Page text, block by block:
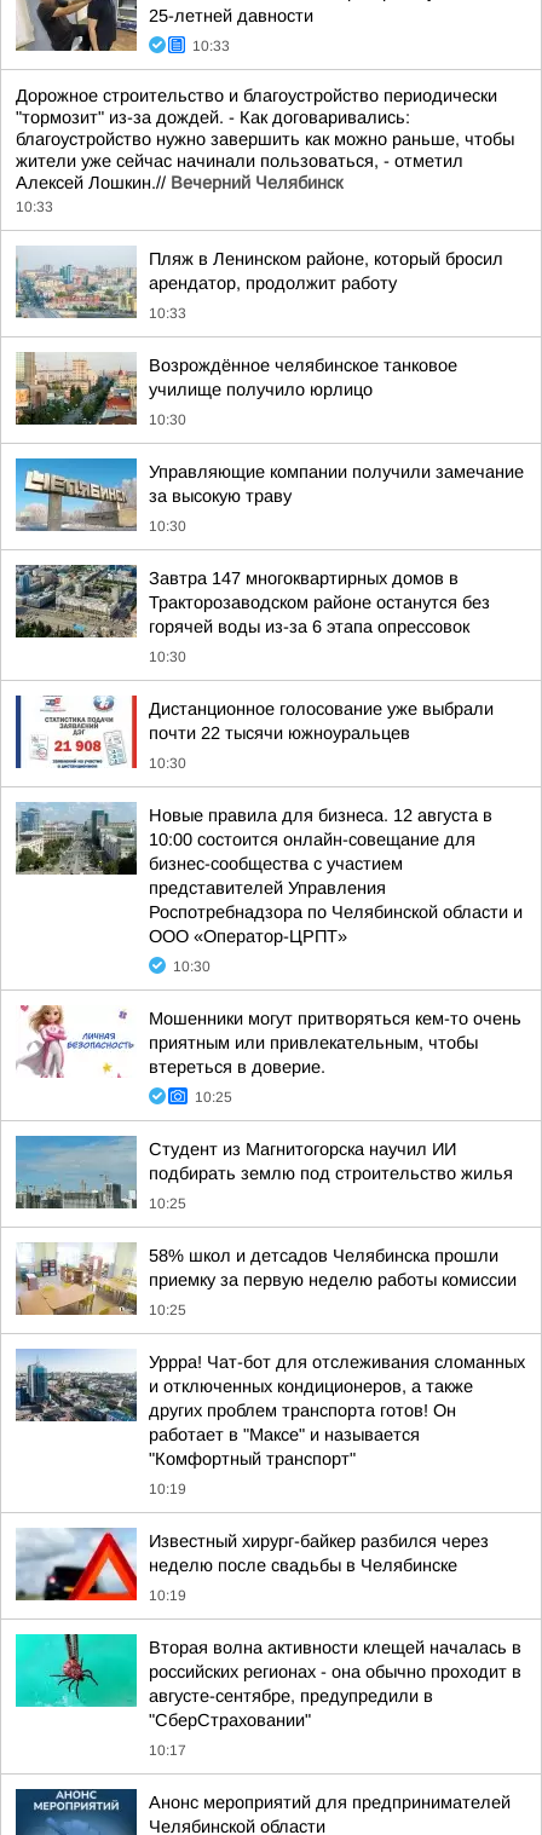
25-летней давности
10:33
Дорожное строительство и благоустройство периодически
"тормозит" из-за дождей. - Как договаривались:
благоустройство нужно завершить как можно раньше, чтобы
жители уже сейчас начинали пользоваться, - отметил
Алексей Лошкин.// Вечерний Челябинск
10:33
Пляж в Ленинском районе, который бросил
арендатор, продолжит работу
10:33
Возрождённое челябинское танковое
училище получило юрлицо
10:30
Управляющие компании получили замечание
за высокую траву
10:30
Завтра 147 многоквартирных домов в
Тракторозаводском районе останутся без
горячей воды из-за 6 этапа опрессовок
10:30
Дистанционное голосование уже выбрали
почти 22 тысячи южноуральцев
10:30
Новые правила для бизнеса. 12 августа в
10:00 состоится онлайн-совещание для
бизнес-сообщества с участием
представителей Управления
Роспотребнадзора по Челябинской области и
ООО «Оператор-ЦРПТ»
10:30
Мошенники могут притворяться кем-то очень
приятным или привлекательным, чтобы
втереться в доверие.
10:25
Студент из Магнитогорска научил ИИ
подбирать землю под строительство жилья
10:25
58% школ и детсадов Челябинска прошли
приемку за первую неделю работы комиссии
10:25
Уррра! Чат-бот для отслеживания сломанных
и отключенных кондиционеров, а также
других проблем транспорта готов! Он
работает в "Максе" и называется
"Комфортный транспорт"
10:19
Известный хирург-байкер разбился через
неделю после свадьбы в Челябинске
10:19
Вторая волна активности клещей началась в
российских регионах - она обычно проходит в
августе-сентябре, предупредили в
"СберСтраховании"
10:17
Анонс мероприятий для предпринимателей
Челябинской области